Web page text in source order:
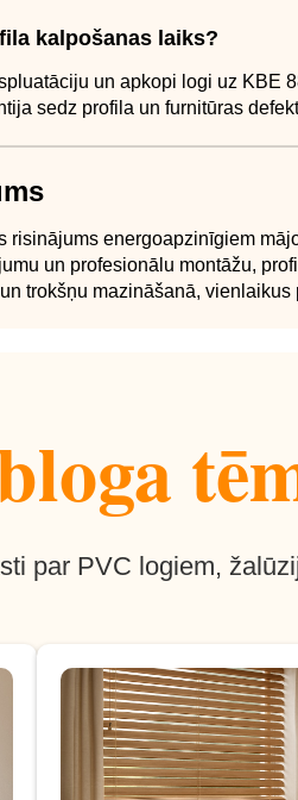
kalpošanas laiks?
un apkopi logi uz KBE
sedz profila un furnitūras
risinājums energoapzinīgiem
un profesionālu montāžu,
trokšņu mazināšanā,
par PVC logiem,